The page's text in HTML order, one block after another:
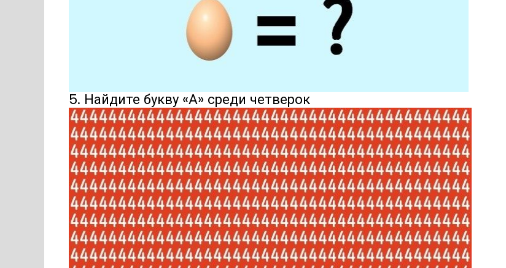
5. Найдите букву «А» среди четверок